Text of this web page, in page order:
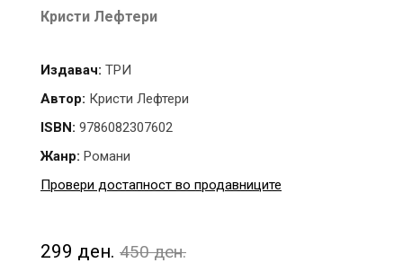
Кристи Лефтери
Издавач: ТРИ
Автор: Кристи Лефтери
ISBN: 9786082307602
Жанр: Романи
Провери достапност во продавниците
299 ден. 450 ден.